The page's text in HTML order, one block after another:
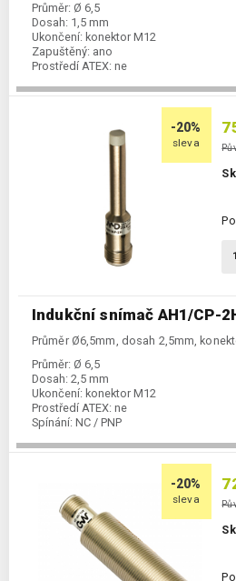
Průměr: Ø 6,5
Dosah: 1,5 mm
Ukončení: konektor M12
Zapuštěný: ano
Prostředí ATEX: ne
-20%
sleva
Indukční snímač AH1/CP-
Průměr Ø6,5mm, dosah 2,5mm,
Průměr: Ø 6,5
Dosah: 2,5 mm
Ukončení: konektor M12
Prostředí ATEX: ne
Spínání: NC / PNP
-20%
sleva